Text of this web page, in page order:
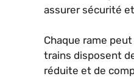
assurer sécurité
Chaque rame peut
trains disposent
réduite et de